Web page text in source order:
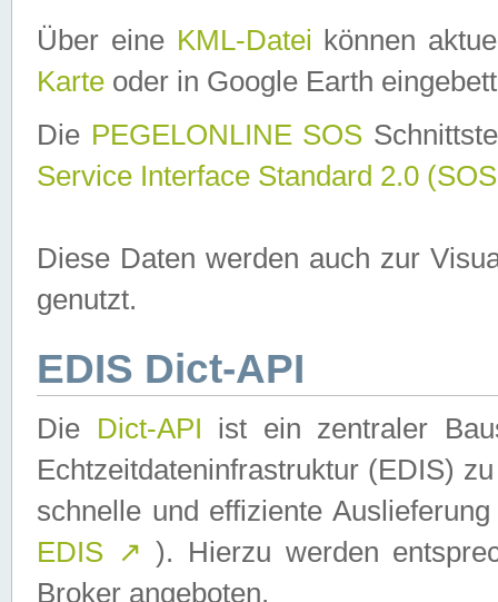
Über eine KML-Datei können
Karte oder in Google Earth
Die PEGELONLINE SOS
Service Interface Standard 2.0
Diese Daten werden auch zur
genutzt.
EDIS Dict-API
Die Dict-API ist ein zentraler
Echtzeitdateninfrastruktur (EDIS)
schnelle und effiziente
EDIS ↗ ). Hierzu werden
Broker angeboten.